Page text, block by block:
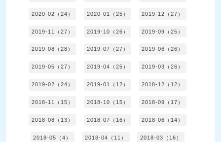
2020-02（24） 2020-01（25） 2019-12（27）
2019-11（27） 2019-10（26） 2019-09（25）
2019-08（28） 2019-07（27） 2019-06（26）
2019-05（27） 2019-04（25） 2019-03（26）
2019-02（24） 2019-01（12） 2018-12（12）
2018-11（15） 2018-10（15） 2018-09（17）
2018-08（13） 2018-07（16） 2018-06（14）
2018-05（4） 2018-04（11） 2018-03（16）